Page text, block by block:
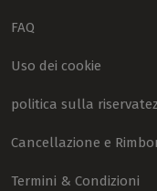
FAQ
Uso dei cookie
politica sulla
Cancellazione e
Termini & Condizioni